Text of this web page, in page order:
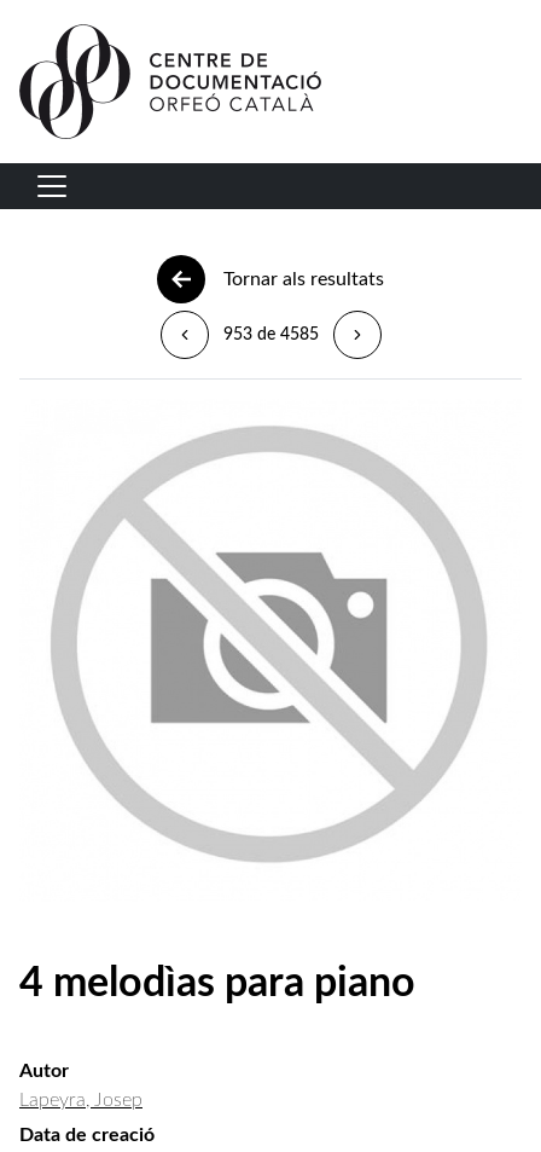
Vés al contingut
Navegació principal
Tornar als resultats
953 de 4585
4 melodìas para piano
Autor
Lapeyra, Josep
Data de creació